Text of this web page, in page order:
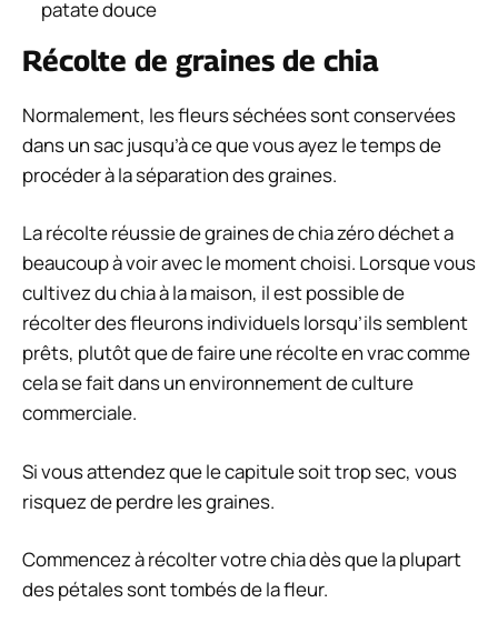
patate douce
Récolte de graines de chia
Normalement, les fleurs séchées sont conservées
dans un sac jusqu’à ce que vous ayez le temps de
procéder à la séparation des graines.
La récolte réussie de graines de chia zéro déchet a
beaucoup à voir avec le moment choisi. Lorsque vous
cultivez du chia à la maison, il est possible de
récolter des fleurons individuels lorsqu’ils semblent
prêts, plutôt que de faire une récolte en vrac comme
cela se fait dans un environnement de culture
commerciale.
Si vous attendez que le capitule soit trop sec, vous
risquez de perdre les graines.
Commencez à récolter votre chia dès que la plupart
des pétales sont tombés de la fleur.